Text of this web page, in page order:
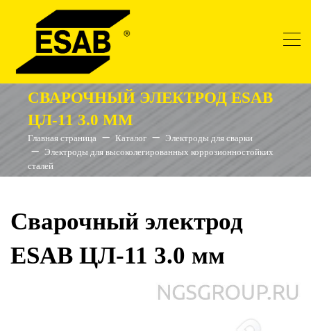
СВАРОЧНЫЙ ЭЛЕКТРОД ESAB
ЦЛ-11 3.0 ММ
Главная страница Каталог
Электроды для сварки
Электроды для высоколегированных коррозионностойких
сталей
Сварочный электрод
ESAB ЦЛ-11 3.0 мм